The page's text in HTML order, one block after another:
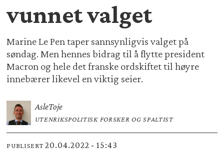
vunnet valget
Marine Le Pen taper sannsynligvis valget på
søndag. Men hennes bidrag til å flytte president
Macron og hele det franske ordskiftet til høyre
innebærer likevel en viktig seier.
AsleToje
UTENRIKSPOLITISK FORSKER OG SPALTIST
PUBLISERT 20.04.2022 - 15:43